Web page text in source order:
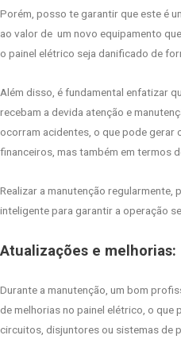
Porém, posso te garantir que este é
ao valor de um novo equipamento
o painel elétrico seja danificado de
Além disso, é fundamental enfatizar
recebam a devida atenção e
ocorram acidentes, o que pode gerar
financeiros, mas também em termos
Realizar a manutenção regularmente,
inteligente para garantir a operação
Atualizações e melhorias:
Durante a manutenção, um bom
de melhorias no painel elétrico, o que
circuitos, disjuntores ou sistemas de